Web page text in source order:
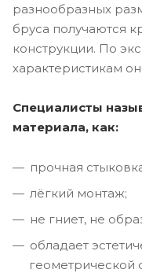
разнообразных
бруса получаются
конструкции. По
характеристикам
Специалисты
материала, как:
прочная
лёгкий монтаж;
не гниет, не
обладает
геометрической